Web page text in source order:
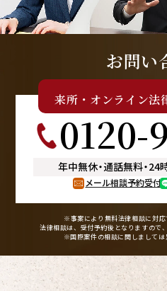
お問い
来所 ・ オンライン法
0120-
年中無休・通話無料・24
メール相談予約受付
※事案により無料法律相談に対応
法律相談は、受付予約後となりますので、
※国際案件の相談に関しましては